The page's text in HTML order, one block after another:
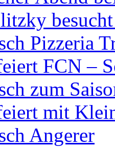
Pizzeria
FCN –
zum
mit
Angerer